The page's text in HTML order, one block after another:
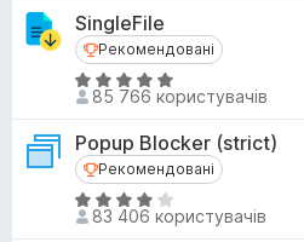
з
5
і
н
к
а
,
4
з
5
SingleFile
Рекомендовані
Рекомендовані
О
ц
і
н
к
а
85 766 користувачів
Popup Blocker (strict)
Рекомендовані
Рекомендовані
О
ц
83 406 користувачів